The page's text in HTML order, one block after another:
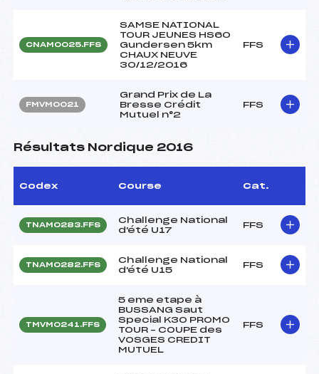
CNAM0025.FFS
SAMSE NATIONAL
TOUR JEUNES HS60
Gundersen 5km
CHAUX NEUVE
30/12/2016
FFS
FMVM0021
Grand Prix de La
Bresse Crédit
Mutuel n°2
FFS
Résultats Nordique 2016
Codex Course Cat.
TNAM0283.FFS
Challenge National
d'été U17
FFS
TNAM0282.FFS
Challenge National
d'été U15
FFS
TMVM0241.FFS
5 eme etape à
BUSSANG Saut
Special K30 PROMO
TOUR – COUPE des
VOSGES CREDIT
MUTUEL
FFS